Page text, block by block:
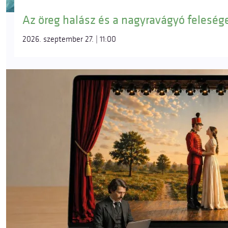
Az öreg halász és a nagyravágyó
2026. szeptember 27. | 11:00